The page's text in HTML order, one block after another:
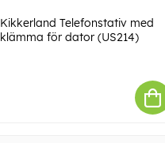
Kikkerland Telefonstativ med
klämma för dator (US214)